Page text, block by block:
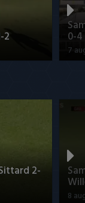
2 0-4
7
2-
8